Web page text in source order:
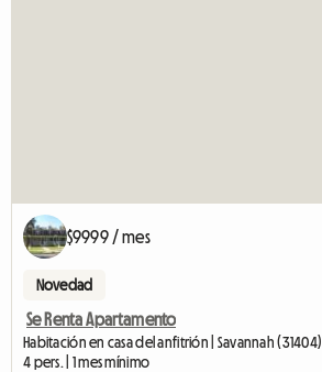
$9999 / mes
Novedad
Se Renta Apartamento
Habitación en casa del anfitrión | Savannah (31404)
4 pers. | 1 mes mínimo